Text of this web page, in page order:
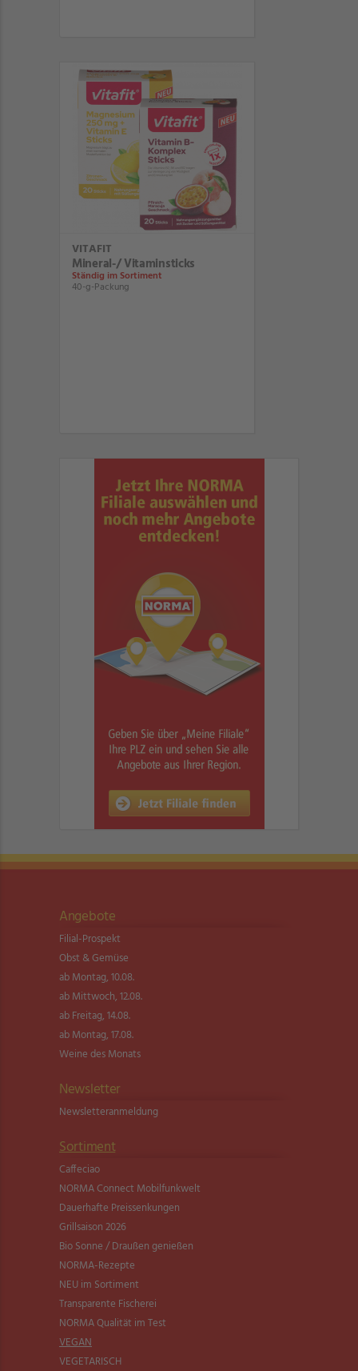
VITAFIT
Mineral-/ Vitaminsticks
Ständig im Sortiment
40-g-Packung
Angebote
Filial-Prospekt
Obst & Gemüse
ab Montag, 10.08.
ab Mittwoch, 12.08.
ab Freitag, 14.08.
ab Montag, 17.08.
Weine des Monats
Newsletter
Newsletter­anmeldung
Sortiment
Caffeciao
NORMA Connect Mobilfunkwelt
Dauerhafte Preissenkungen
Grillsaison 2026
Bio Sonne / Draußen genießen
NORMA-Rezepte
NEU im Sortiment
Transparente Fischerei
NORMA Qualität im Test
VEGAN
VEGETARISCH